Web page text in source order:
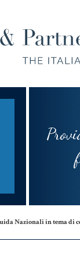
Nazionali in tema di